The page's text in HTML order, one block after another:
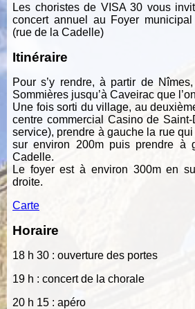
Les choristes de VISA 30 vous
concert annuel au Foyer
(rue de la Cadelle)
Itinéraire
Pour s’y rendre, à partir de
Sommières jusqu’à Caveirac que
Une fois sorti du village, au
centre commercial Casino de
service), prendre à gauche la rue
sur environ 200m puis prendre à
Cadelle.
Le foyer est à environ 300m en
droite.
Carte
Horaire
18 h 30 : ouverture des portes
19 h : concert de la chorale
20 h 15 : apéro